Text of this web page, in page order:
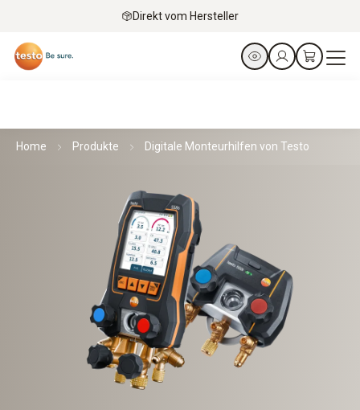
Direkt vom Hersteller
Home Produkte Digitale Monteurhilfen von Testo